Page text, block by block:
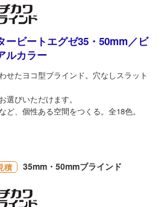
ービートエグゼ35・50mm／ビ
ルカラー
せたヨコ型ブラインド。穴なしスラット
選びいただけます。
、個性ある空間をつくる。全18色。
積 35mm・50mmブラインド